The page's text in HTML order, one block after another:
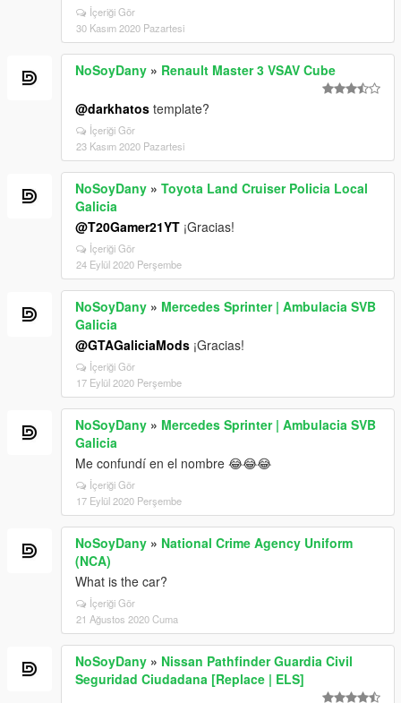
İçeriği Gör
30 Kasım 2020 Pazartesi
NoSoyDany » Renault Master 3 VSAV Cube
@darkhatos template?
İçeriği Gör
23 Kasım 2020 Pazartesi
NoSoyDany » Toyota Land Cruiser Policia Local
Galicia
@T20Gamer21YT ¡Gracias!
İçeriği Gör
24 Eylül 2020 Perşembe
NoSoyDany » Mercedes Sprinter | Ambulacia SVB
Galicia
@GTAGaliciaMods ¡Gracias!
İçeriği Gör
17 Eylül 2020 Perşembe
NoSoyDany » Mercedes Sprinter | Ambulacia SVB
Galicia
Me confundí en el nombre 😂😂😂
İçeriği Gör
17 Eylül 2020 Perşembe
NoSoyDany » National Crime Agency Uniform
(NCA)
What is the car?
İçeriği Gör
21 Ağustos 2020 Cuma
NoSoyDany » Nissan Pathfinder Guardia Civil
Seguridad Ciudadana [Replace | ELS]